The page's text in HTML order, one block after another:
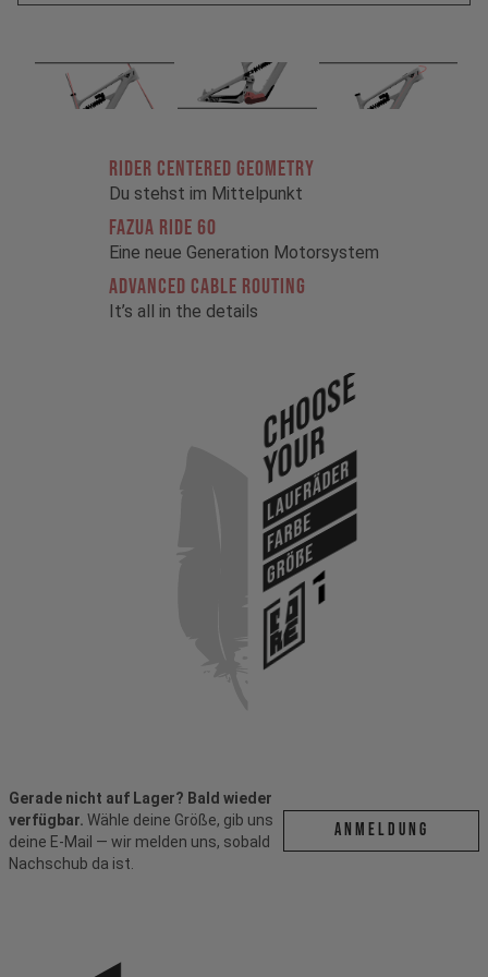
RIDER CENTERED GEOMETRY
Du stehst im Mittelpunkt
FAZUA RIDE 60
Eine neue Generation Motorsystem
ADVANCED CABLE ROUTING
It’s all in the details
Choose
Your
Laufräder
Farbe
Größe
Gerade nicht auf Lager? Bald wieder
verfügbar. Wähle deine Größe, gib uns
deine E-Mail — wir melden uns, sobald
Nachschub da ist.
ANMELDUNG